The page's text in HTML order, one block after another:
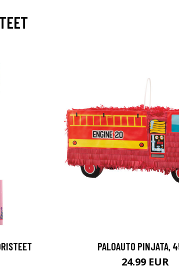
PALOAUTO PINJATA,
24.99 EUR